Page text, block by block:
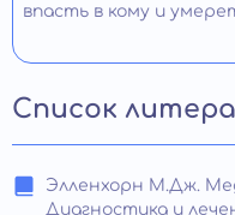
впасть в кому и
Список
Элленхорн М.Дж.
Диагностика и